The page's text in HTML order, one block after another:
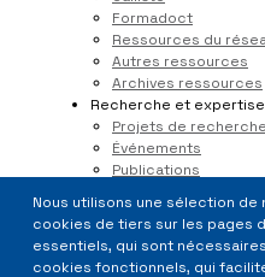
Formadoct
Ressources du
Autres ressources
Archives ressources
Recherche et expertise
Projets de recherche
Événements
Publications
Actualités
Nous utilisons une sélection
cookies de tiers sur les pages
essentiels, qui sont
cookies fonctionnels, qui